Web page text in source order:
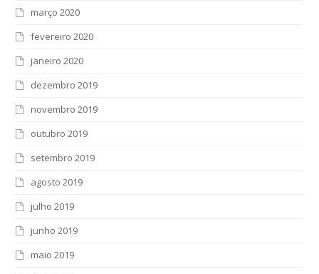
março 2020
fevereiro 2020
janeiro 2020
dezembro 2019
novembro 2019
outubro 2019
setembro 2019
agosto 2019
julho 2019
junho 2019
maio 2019